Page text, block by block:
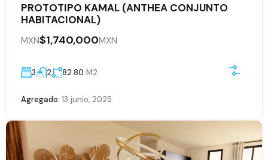
PROTOTIPO KAMAL (ANTHEA CONJUNTO
HABITACIONAL)
MXN$1,740,000MXN
3 2 82.80 M2
Agregado: 13 junio, 2025